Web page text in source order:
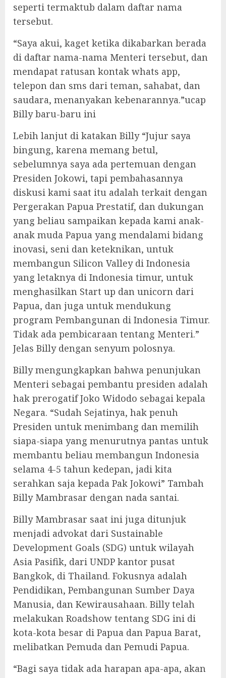
seperti termaktub dalam daftar nama
tersebut.
“Saya akui, kaget ketika dikabarkan berada
di daftar nama-nama Menteri tersebut, dan
mendapat ratusan kontak whats app,
telepon dan sms dari teman, sahabat, dan
saudara, menanyakan kebenarannya.”ucap
Billy baru-baru ini
Lebih lanjut di katakan Billy “Jujur saya
bingung, karena memang betul,
sebelumnya saya ada pertemuan dengan
Presiden Jokowi, tapi pembahasannya
diskusi kami saat itu adalah terkait dengan
Pergerakan Papua Prestatif, dan dukungan
yang beliau sampaikan kepada kami anak-
anak muda Papua yang mendalami bidang
inovasi, seni dan keteknikan, untuk
membangun Silicon Valley di Indonesia
yang letaknya di Indonesia timur, untuk
menghasilkan Start up dan unicorn dari
Papua, dan juga untuk mendukung
program Pembangunan di Indonesia Timur.
Tidak ada pembicaraan tentang Menteri.”
Jelas Billy dengan senyum polosnya.
Billy mengungkapkan bahwa penunjukan
Menteri sebagai pembantu presiden adalah
hak prerogatif Joko Widodo sebagai kepala
Negara. “Sudah Sejatinya, hak penuh
Presiden untuk menimbang dan memilih
siapa-siapa yang menurutnya pantas untuk
membantu beliau membangun Indonesia
selama 4-5 tahun kedepan, jadi kita
serahkan saja kepada Pak Jokowi” Tambah
Billy Mambrasar dengan nada santai.
Billy Mambrasar saat ini juga ditunjuk
menjadi advokat dari Sustainable
Development Goals (SDG) untuk wilayah
Asia Pasifik, dari UNDP kantor pusat
Bangkok, di Thailand. Fokusnya adalah
Pendidikan, Pembangunan Sumber Daya
Manusia, dan Kewirausahaan. Billy telah
melakukan Roadshow tentang SDG ini di
kota-kota besar di Papua dan Papua Barat,
melibatkan Pemuda dan Pemudi Papua.
“Bagi saya tidak ada harapan apa-apa, akan